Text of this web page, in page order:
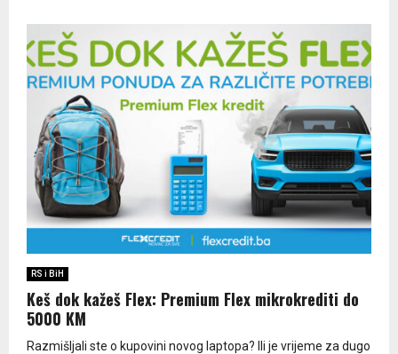
RS i BiH
Keš dok kažeš Flex: Premium Flex mikrokrediti do
5000 KM
Razmišljali ste o kupovini novog laptopa? Ili je vrijeme za dugo